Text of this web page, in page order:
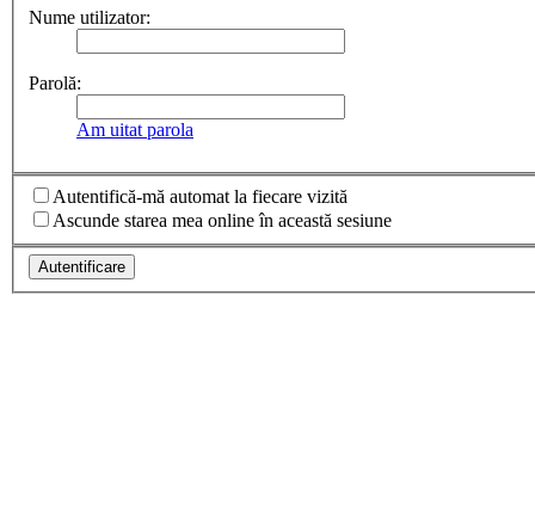
Nume utilizator:
Parolă:
Am uitat parola
Autentifică-mă automat la fiecare vizită
Ascunde starea mea online în această sesiune